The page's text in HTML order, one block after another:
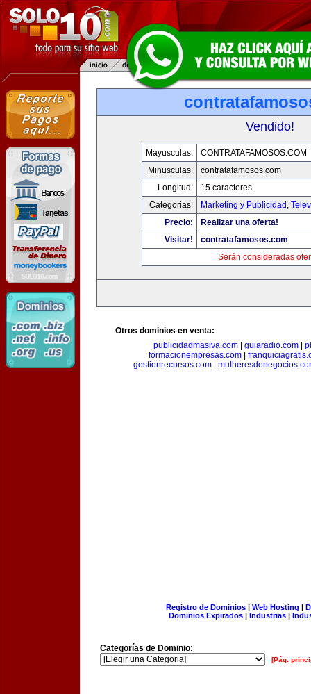
Vendido!
Mayusculas:
CONTRATAFAMOSOS.COM
Minusculas:
contratafamosos.com
Longitud:
15 caracteres
Categorias:
Marketing y Publicidad ,
Precio:
Realizar una oferta!
Visitar!
contratafamosos.com
Serán consideradas
Otros dominios en venta:
publicidadmasiva.com
guiaradio.com
formacionempresas.com|
gestionrecursos.com|
Registro de Dominios| Web Hosting |
Dominios Expirados | Industrias |
Categorías de Dominio:
[Pág.